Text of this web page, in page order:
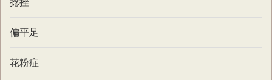
捻挫
偏平足
花粉症